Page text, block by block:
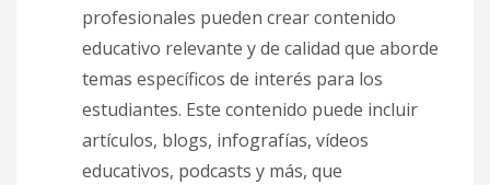
profesionales pueden crear contenido
educativo relevante y de calidad que aborde
temas específicos de interés para los
estudiantes. Este contenido puede incluir
artículos, blogs, infografías, vídeos
educativos, podcasts y más, que